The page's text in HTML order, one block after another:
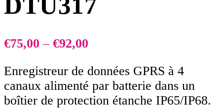
€75,00 – €92,00
Enregistreur de données GPRS à 4
canaux alimenté par batterie dans un
boîtier de protection étanche IP65/IP68.